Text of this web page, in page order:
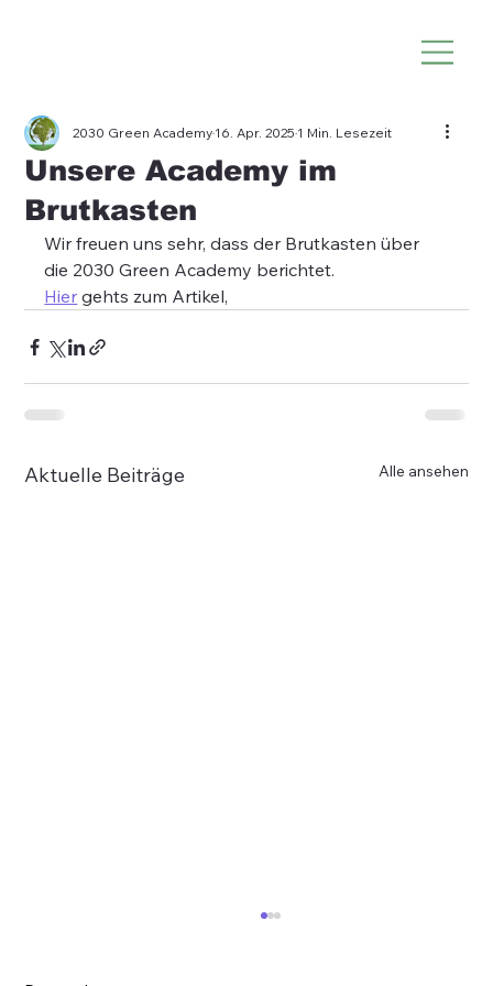
Unsere Academy im
Brutkasten
2030 Green Academy16. Apr. 20251 Min. Lesezeit
Wir freuen uns sehr, dass der Brutkasten über
die 2030 Green Academy berichtet.
Hier gehts zum Artikel,
Aktuelle Beiträge Alle ansehen